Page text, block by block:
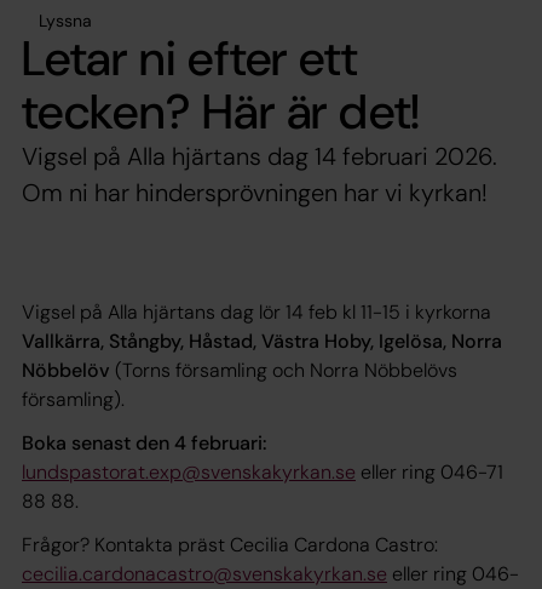
Lyssna
Letar ni efter ett
tecken? Här är det!
Vigsel på Alla hjärtans dag 14 februari 2026.
Om ni har hindersprövningen har vi kyrkan!
Vigsel på Alla hjärtans dag lör 14 feb kl 11-15 i kyrkorna
Vallkärra, Stångby, Håstad, Västra Hoby, Igelösa, Norra
Nöbbelöv (Torns församling och Norra Nöbbelövs
församling).
Boka senast den 4 februari:
lundspastorat.exp@svenskakyrkan.se eller ring 046-71
88 88.
Frågor? Kontakta präst Cecilia Cardona Castro:
cecilia.cardonacastro@svenskakyrkan.se eller ring 046-